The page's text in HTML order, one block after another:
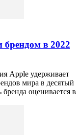
в 2022
Apple удерживает
мира в десятый
оценивается в